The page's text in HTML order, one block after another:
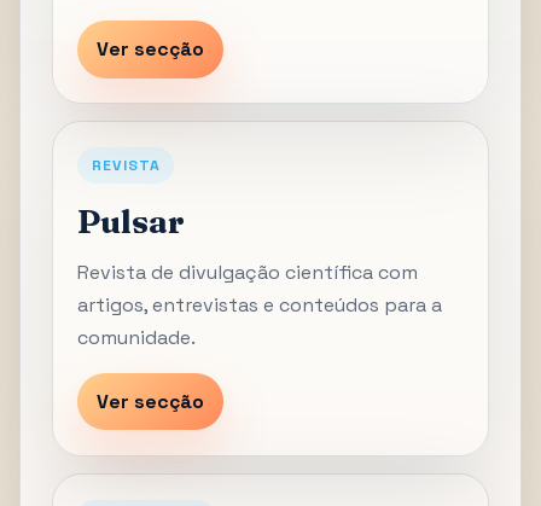
Ver secção
REVISTA
Pulsar
Revista de divulgação científica com
artigos, entrevistas e conteúdos para a
comunidade.
Ver secção